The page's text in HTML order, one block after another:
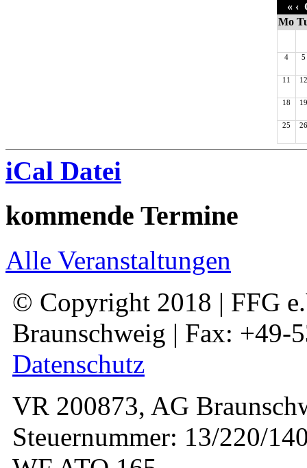
« ‹
Mo
4 5
11 12
18 19
25 26
iCal Datei
kommende Termine
Alle Veranstaltungen
© Copyright 2018 | FFG
Braunschweig | Fax: +49-
Datenschutz
VR 200873, AG
Steuernummer: 13/220/